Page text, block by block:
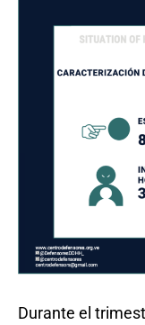
Durante el